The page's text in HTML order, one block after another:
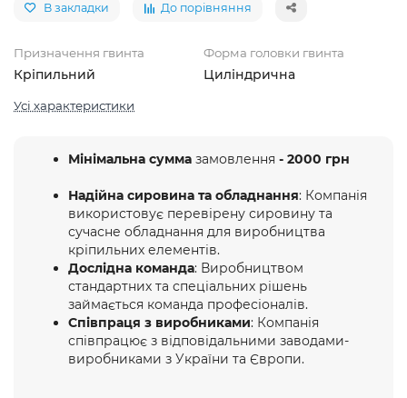
В закладки До порівняння
Призначення гвинта
Кріпильний
Форма головки гвинта
Циліндрична
Усі характеристики
Мінімальна сумма замовлення - 2000 грн
Надійна сировина та обладнання: Компанія
використовує перевірену сировину та
сучасне обладнання для виробництва
кріпильних елементів.
Дослідна команда: Виробництвом
стандартних та спеціальних рішень
займається команда професіоналів.
Співпраця з виробниками: Компанія
співпрацює з відповідальними заводами-
виробниками з України та Європи.